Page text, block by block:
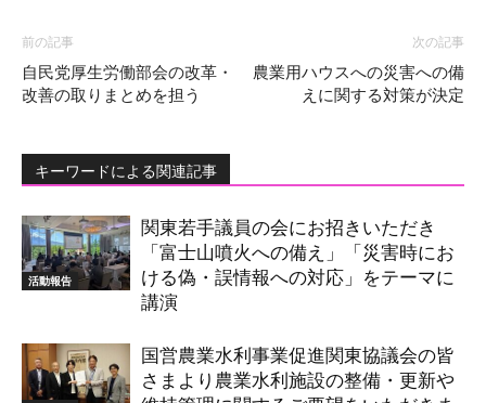
前の記事
自民党厚生労働部会の改革・
改善の取りまとめを担う
次の記事
農業用ハウスへの災害への備
えに関する対策が決定
キーワードによる関連記事
活動報告
関東若手議員の会にお招きいただき
「富士山噴火への備え」「災害時にお
ける偽・誤情報への対応」をテーマに
講演
国営農業水利事業促進関東協議会の皆
さまより農業水利施設の整備・更新や